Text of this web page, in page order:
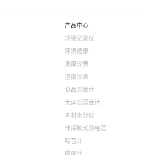
产品中心
冷链记录仪
环境健康
测厚仪表
温度仪表
食品温度计
大屏温湿度计
木材水分仪
非接触式测电笔
噪音计